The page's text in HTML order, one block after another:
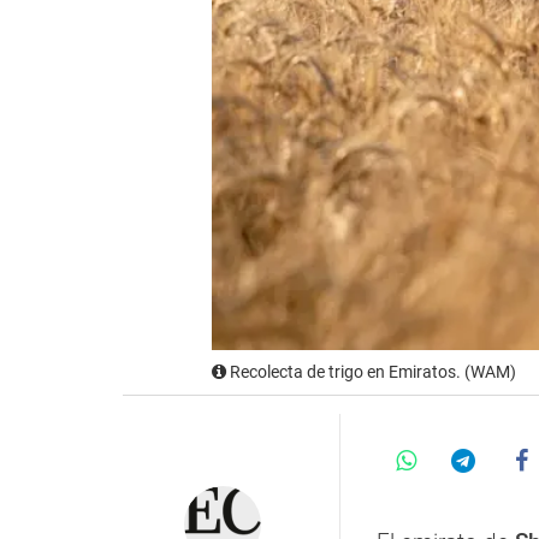
Recolecta de trigo en Emiratos. (WAM)